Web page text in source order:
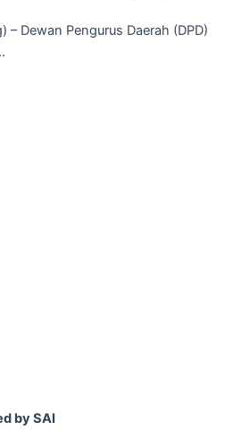
– Dewan Pengurus Daerah (DPD)
by SAI